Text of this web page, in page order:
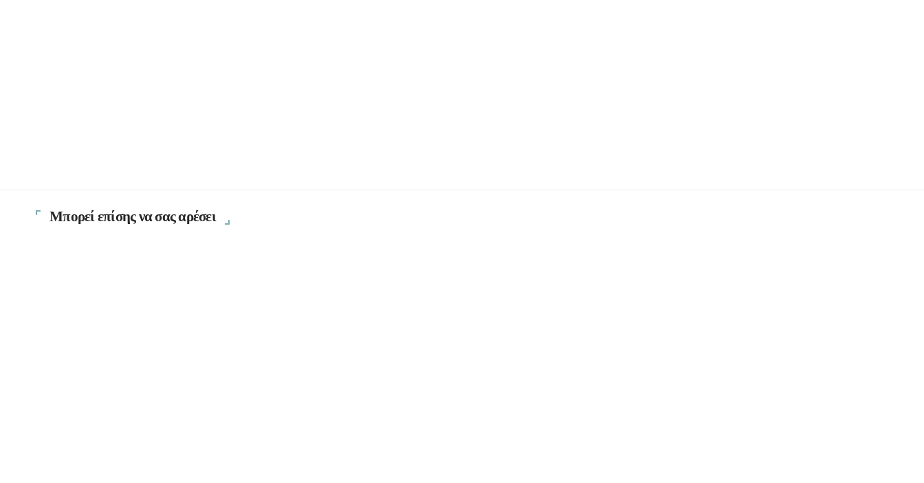
Μπορεί επίσης να σας αρέσει